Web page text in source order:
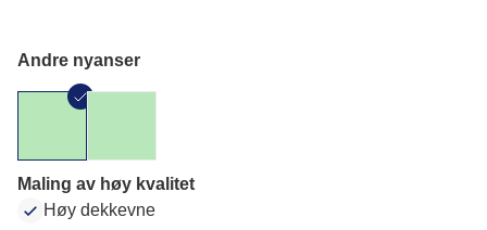
Andre nyanser
Maling av høy kvalitet
Høy dekkevne